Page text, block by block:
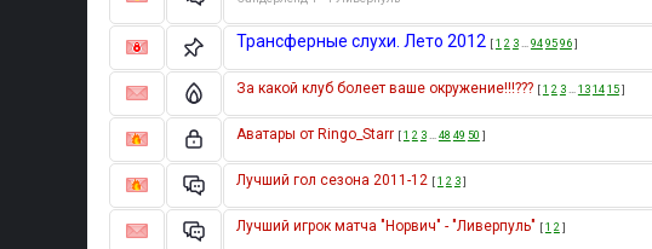
Трансферные слухи. Лето 2012 [1 2 3… 949596]
За какой клуб болеет ваше окружение!!!??? [1 2 3… 131415]
Аватары от Ringo_Starr [1 2 3… 48 49 50 ]
Лучший гол сезона 2011-12 [1 2 3]
Лучший игрок матча "Норвич" - "Ливерпуль" [1 2 ]